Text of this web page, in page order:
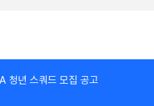
청년 스쿼드 모집 공고